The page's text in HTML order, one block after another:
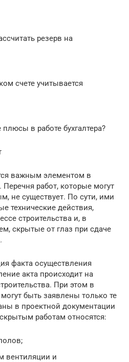
резерв на
счете учитывается
плюсы в работе бухгалтера?
важным элементом в
Перечня работ, которые могут
не существует. По сути, ими
технические действия,
строительства и, в
скрытые от глаз при сдаче
факта осуществления
акта происходит на
При этом в
быть заявлены только те
в проектной документации
работам относятся:
вентиляции и